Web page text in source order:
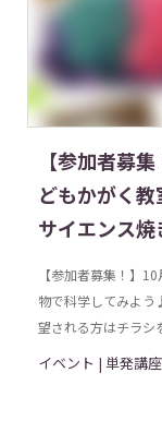
【参加者募
どもかがく
サイエンス
【参加者募集！】
物で科学してみよ
望される方はチラシ
イベント | 単発講座